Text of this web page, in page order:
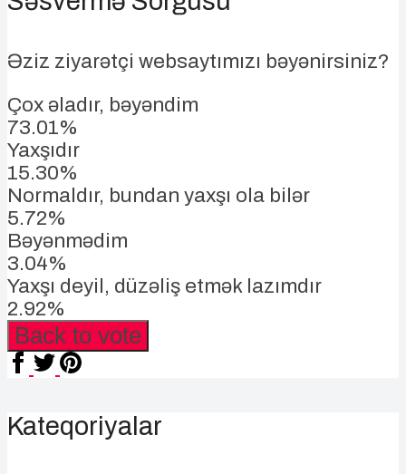
Əziz ziyarətçi websaytımızı bəyənirsiniz?
Çox əladır, bəyəndim
73.01%
Yaxşıdır
15.30%
Normaldır, bundan yaxşı ola bilər
5.72%
Bəyənmədim
3.04%
Yaxşı deyil, düzəliş etmək lazımdır
2.92%
Back to vote
Kateqoriyalar